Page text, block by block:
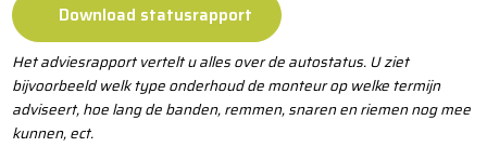
Download statusrapport
Het adviesrapport vertelt u alles over de autostatus. U ziet
bijvoorbeeld welk type onderhoud de monteur op welke termijn
adviseert, hoe lang de banden, remmen, snaren en riemen nog mee
kunnen, ect.